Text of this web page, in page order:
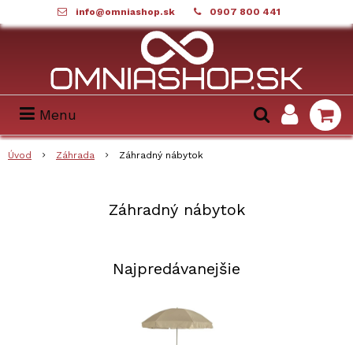
info@omniashop.sk 0907 800 441
Menu
Úvod Záhrada Záhradný nábytok
Záhradný nábytok
Najpredávanejšie